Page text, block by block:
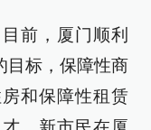
前，厦门顺利
目标，保障性商
和保障性租赁